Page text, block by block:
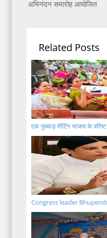
अभिनंदन समारोह आयोजित
Related Posts
एक नुक्कड़ मीटिंग भाजपा के
Congress leader